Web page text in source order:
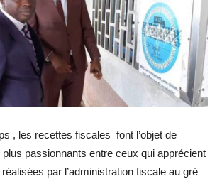
, les recettes fiscales font l’objet de
passionnants entre ceux qui apprécient
par l’administration fiscale au gré